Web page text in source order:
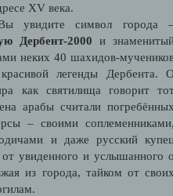
XV века.
увидите символ города
Дербент-2000 и
неких 40 шахидов-
легенды Дербента.
как святилища говорит
арабы считали
– своими
и даже русский
увиденного и услышанного
из города, тайком от